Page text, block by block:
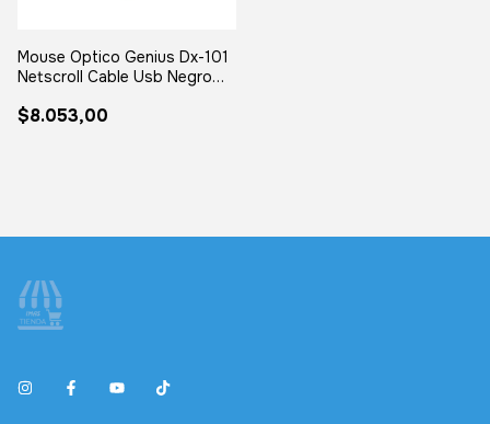
Mouse Optico Genius Dx-101
Netscroll Cable Usb Negro
$8.053,00